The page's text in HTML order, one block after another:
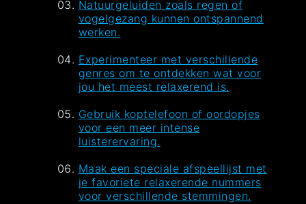
Natuurgeluiden zoals regen of
vogelgezang kunnen ontspannend
werken.
Experimenteer met verschillende
genres om te ontdekken wat voor
jou het meest relaxerend is.
Gebruik koptelefoon of oordopjes
voor een meer intense
luisterervaring.
Maak een speciale afspeellijst met
je favoriete relaxerende nummers
voor verschillende stemmingen.